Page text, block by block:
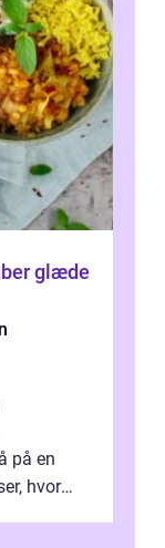
glæde
på en
hvor